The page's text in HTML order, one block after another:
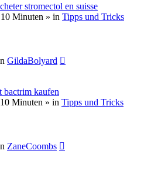
stromectol en suisse
Minuten » in Tipps und Tricks
GildaBolyard
bactrim kaufen
Minuten » in Tipps und Tricks
ZaneCoombs